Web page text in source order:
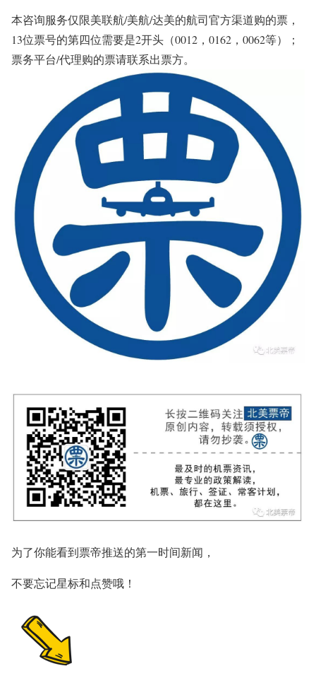
本咨询服务仅限美联航/美航/达美的航司官方渠道购的票，
13位票号的第四位需要是2开头（0012，0162，0062等）；
票务平台/代理购的票请联系出票方。
为了你能看到票帝推送的第一时间新闻，
不要忘记星标和点赞哦！